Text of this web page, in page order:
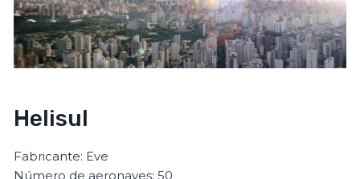
Helisul
Fabricante: Eve
Número de aeronaves: 50